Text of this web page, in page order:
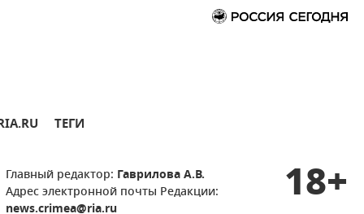
ТЕГИ
Главный редактор: Гаврилова А.В.
Адрес электронной почты Редакции:
news.crimea@ria.ru
18+